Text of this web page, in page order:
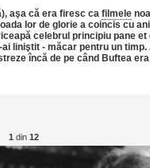
aşa că era firesc ca filmele
lor de glorie a coincis cu
celebrul principiu pane
liniştit - măcar pentru un
încă de pe când Buftea
1 din 12